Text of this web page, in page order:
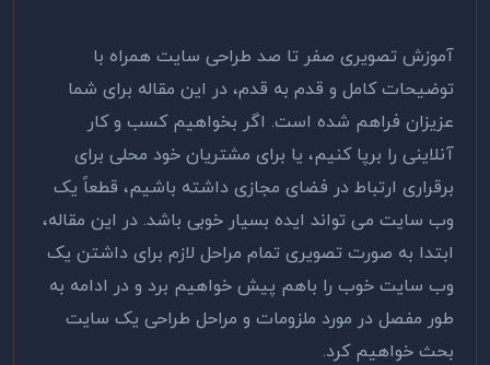
آموزش تصویری صفر تا صد طراحی سایت همراه با
توضیحات کامل و قدم به قدم، در این مقاله برای شما
عزیزان فراهم شده است. اگر بخواهیم کسب و کار
آنلاینی را برپا کنیم، یا برای مشتریان خود محلی برای
برقراری ارتباط در فضای مجازی داشته باشیم، قطعاً یک
وب سایت می تواند ایده بسیار خوبی باشد. در این مقاله،
ابتدا به صورت تصویری تمام مراحل لازم برای داشتن یک
وب سایت خوب را باهم پیش خواهیم برد و در ادامه به
طور مفصل در مورد ملزومات و مراحل طراحی یک سایت
بحث خواهیم کرد.